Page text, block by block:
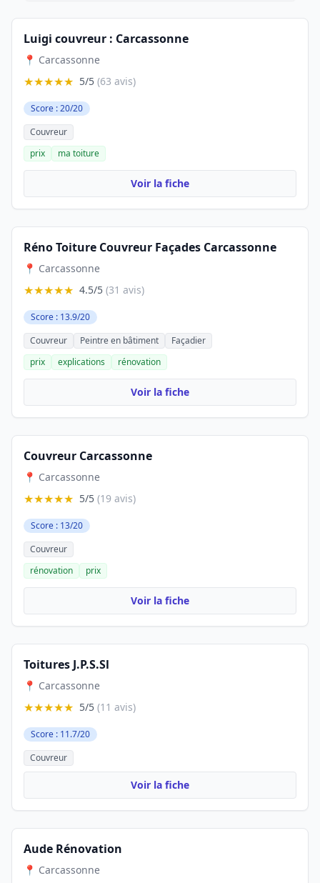
Luigi couvreur : Carcassonne
📍 Carcassonne
★★★★★ 5/5 (63 avis)
Score : 20/20
Couvreur
prix
ma toiture
Voir la fiche
Réno Toiture Couvreur Façades Carcassonne
📍 Carcassonne
★★★★★ 4.5/5 (31 avis)
Score : 13.9/20
Couvreur
Peintre en bâtiment
Façadier
prix
explications rénovation
Voir la fiche
Couvreur Carcassonne
📍 Carcassonne
★★★★★ 5/5 (19 avis)
Score : 13/20
Couvreur
rénovation
prix
Voir la fiche
Toitures J.P.S.Sl
📍 Carcassonne
★★★★★ 5/5 (11 avis)
Score : 11.7/20
Couvreur
Voir la fiche
Aude Rénovation
📍 Carcassonne